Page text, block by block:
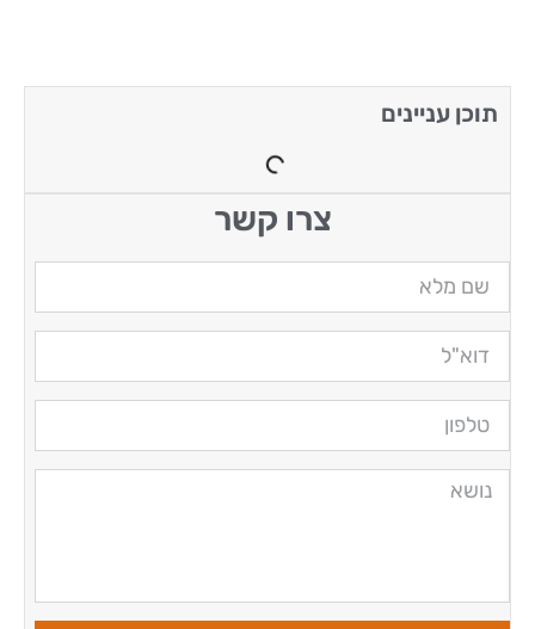
תוכן עניינים
צרו קשר